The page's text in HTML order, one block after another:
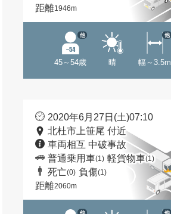
距離1946m
45～54歳
他
晴 幅～3.5m
他
2020年6月27日(土)07:10
北杜市上笹尾 付近
車両相互 中破事故
普通乗用車(1) 軽貨物車(1)
死亡(0) 負傷(1)
距離2060m
他 他